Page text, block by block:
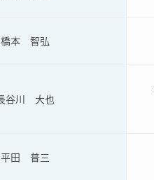
橋本 智弘
谷川 大也
平田 普三